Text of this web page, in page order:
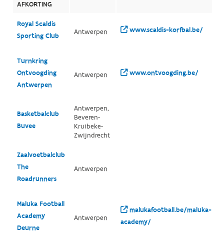
AFKORTING
Royal Scaldis
Sporting Club
Antwerpen www.scaldis-korfbal.be/
Turnkring
Ontvoogding
Antwerpen
Antwerpen www.ontvoogding.be/
Basketbalclub
Buvee
Antwerpen,
Beveren-
Kruibeke-
Zwijndrecht
Zaalvoetbalclub
The
Roadrunners
Antwerpen
Maluka Football
Academy
Deurne
Antwerpen
malukafootball.be/maluka-
academy/